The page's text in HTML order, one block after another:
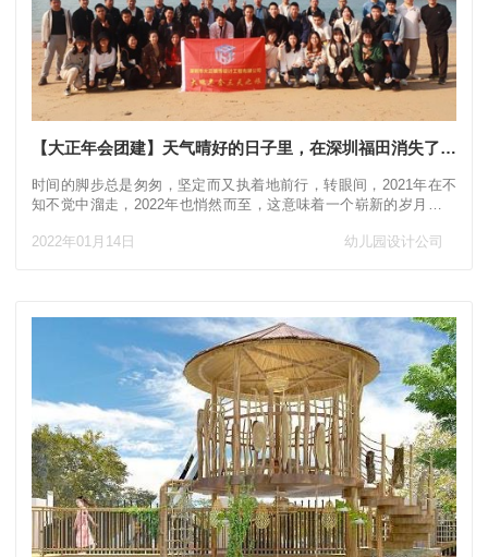
【大正年会团建】天气晴好的日子里，在深圳福田消失了三天
时间的脚步总是匆匆，坚定而又执着地前行，转眼间，2021年在不
知不觉中溜走，2022年也悄然而至，这意味着一个崭新的岁月向人
2022年01月14日
幼儿园设计公司